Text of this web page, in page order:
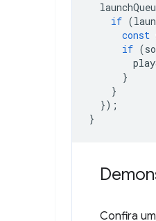
if (
const
if (
}
}
});
}
Confira